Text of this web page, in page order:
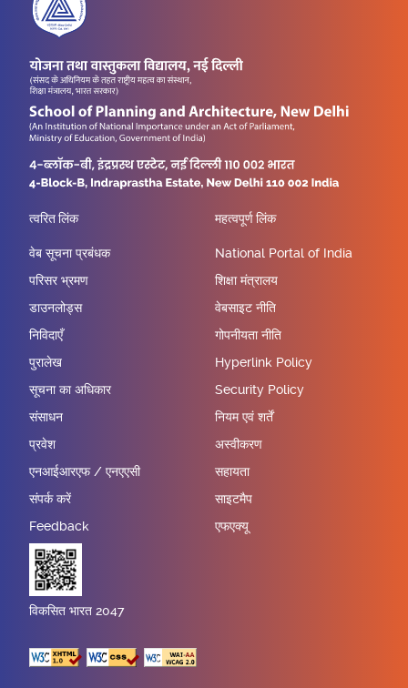
त्वरित लिंक
वेब सूचना प्रबंधक
परिसर भ्रमण
डाउनलोड्स
निविदाएँ
पुरालेख
सूचना का अधिकार
संसाधन
प्रवेश
एनआईआरएफ / एनएएसी
संपर्क करें
Feedback
महत्वपूर्ण लिंक
National Portal of India
शिक्षा मंत्रालय
वेबसाइट नीति
गोपनीयता नीति
Hyperlink Policy
Security Policy
नियम एवं शर्तें
अस्वीकरण
सहायता
साइटमैप
एफएक्यू
विकसित भारत 2047